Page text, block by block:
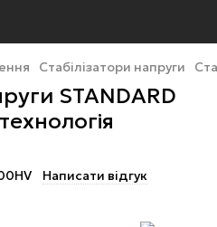
Стабілізатори напруги
STANDARD
Написати відгук